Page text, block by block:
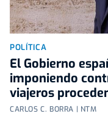
POLÍTICA
El Gobierno
imponiendo
viajeros
CARLOS C. BORRA | NTM